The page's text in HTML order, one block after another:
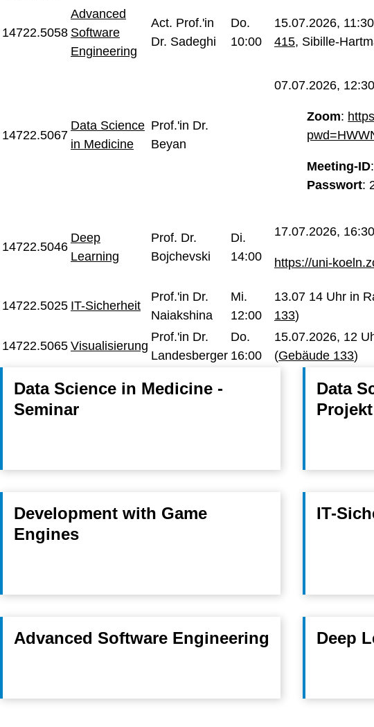
14722.5058
Advanced
Software
Engineering
Act. Prof.'in
Dr. Sadeghi
Do.
10:00
15.07.2026,
415, Sibille-
14722.5067
Data Science
in Medicine
Prof.'in Dr.
Beyan
07.07.2026,
Zoom:
Meeting-ID
Passwort:
14722.5046
Deep
Learning
Prof. Dr.
Bojchevski
Di.
14:00
17.07.2026,
https://uni-
14722.5025 IT-Sicherheit
Prof.'in Dr.
Naiakshina
Mi.
12:00
13.07 14 Uhr in
133)
14722.5065 Visualisierung
Prof.'in Dr.
Landesberger
Do.
16:00
15.07.2026, 12
(Gebäude 133)
Data Science in Medicine -
Seminar
Data
Projekt
Development with Game
Engines
IT-
Advanced Software Engineering Deep